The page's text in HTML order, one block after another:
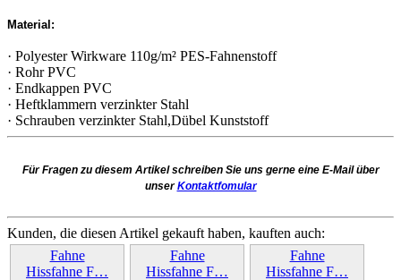
Material:
· Polyester Wirkware 110g/m² PES-Fahnenstoff
· Rohr PVC
· Endkappen PVC
· Heftklammern verzinkter Stahl
· Schrauben verzinkter Stahl,Dübel Kunststoff
Für Fragen zu diesem Artikel schreiben Sie uns gerne eine E-Mail über
unserKontaktfomular
Kunden, die diesen Artikel gekauft haben, kauften auch:
Fahne
Hissfahne F…
Fahne
Hissfahne F…
Fahne
Hissfahne F…